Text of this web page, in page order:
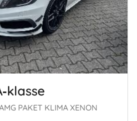
PAKET KLIMA XENON